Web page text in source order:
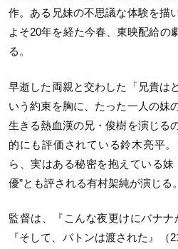
作。ある兄妹の不思議な体験を描
よそ20年を経た今春、東映配給の
る。
早逝した両親と交わした「兄貴は
いう約束を胸に、たった一人の妹
生きる熱血漢の兄・俊樹を演じる
的にも評価されている鈴木亮平
ら、実はある秘密を抱えている
優”とも評される有村架純が演じる。
監督は、『こんな夜更けにバナナ
『そして、バトンは渡された』（